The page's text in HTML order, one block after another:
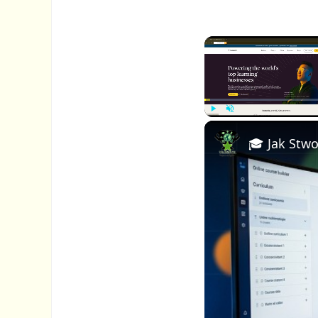
n
m